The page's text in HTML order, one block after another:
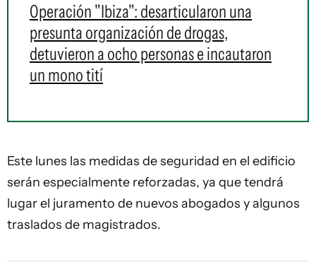
Operación "Ibiza": desarticularon una
presunta organización de drogas,
detuvieron a ocho personas e incautaron
un mono tití
Este lunes las medidas de seguridad en el edificio
serán especialmente reforzadas, ya que tendrá
lugar el juramento de nuevos abogados y algunos
traslados de magistrados.